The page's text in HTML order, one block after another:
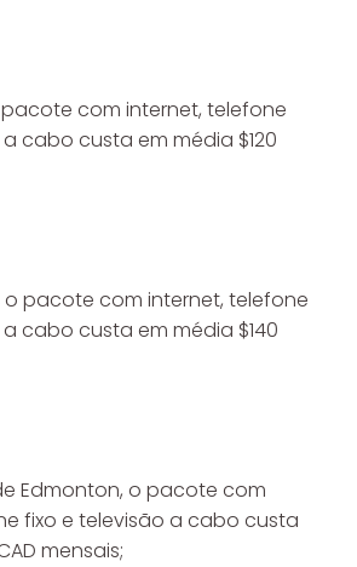
pacote com internet, telefone
cabo custa em média $120
o pacote com internet, telefone
cabo custa em média $140
Edmonton, o pacote com
fixo e televisão a cabo custa
mensais;